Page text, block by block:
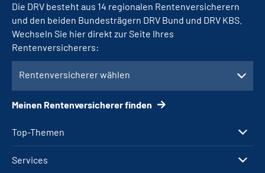
Top-Themen
Services
Die DRV besteht aus 14 regionalen Rentenversicherern
und den beiden Bundesträgern DRV Bund und DRV KBS.
Wechseln Sie hier direkt zur Seite Ihres
Rentenversicherers:
Rentenversicherer wählen
Meinen Rentenversicherer finden